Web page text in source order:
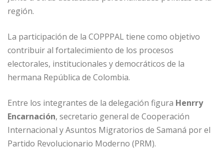
región.
La participación de la COPPPAL tiene como objetivo
contribuir al fortalecimiento de los procesos
electorales, institucionales y democráticos de la
hermana República de Colombia.
Entre los integrantes de la delegación figura Henrry
Encarnación, secretario general de Cooperación
Internacional y Asuntos Migratorios de Samaná por el
Partido Revolucionario Moderno (PRM).